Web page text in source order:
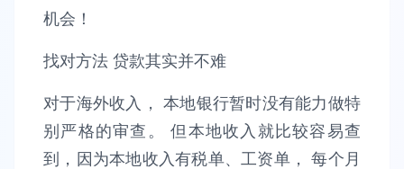
找对方法 贷款其实并不难
对于海外收入， 本地银行暂时没有能力做特
别严格的审查。 但本地收入就比较容易查
到，因为本地收入有税单、工资单， 每个月